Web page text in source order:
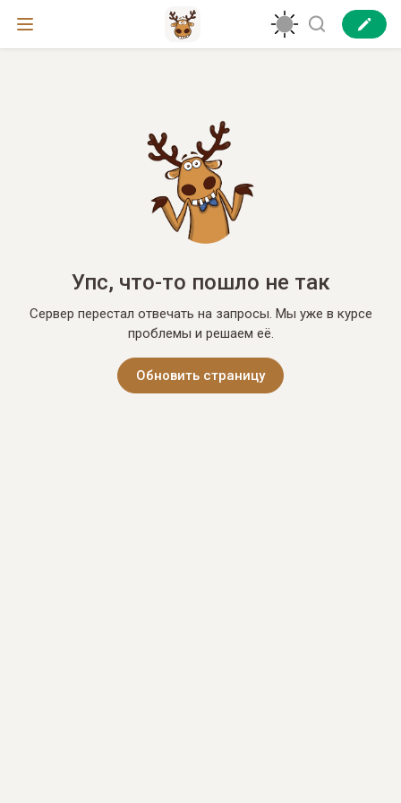
Упс, что-то пошло не так
Сервер перестал отвечать на запросы. Мы уже в курсе
проблемы и решаем её.
Обновить страницу